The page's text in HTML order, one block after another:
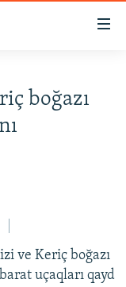
boğazı
ve Keriç boğazı
uçaqları qayd